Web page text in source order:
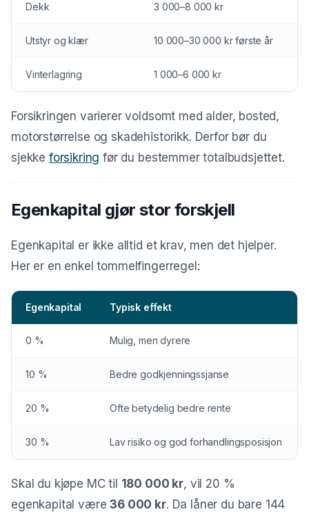
Dekk 3 000–8 000 kr
Utstyr og klær 10 000–30 000 kr første år
Vinterlagring 1 000–6 000 kr
Forsikringen varierer voldsomt med alder, bosted,
motorstørrelse og skadehistorikk. Derfor bør du
sjekke forsikring før du bestemmer totalbudsjettet.
Egenkapital gjør stor forskjell
Egenkapital er ikke alltid et krav, men det hjelper.
Her er en enkel tommelfingerregel:
Egenkapital Typisk effekt
0 % Mulig, men dyrere
10 % Bedre godkjenningssjanse
20 % Ofte betydelig bedre rente
30 % Lav risiko og god forhandlingsposisjon
Skal du kjøpe MC til 180 000 kr, vil 20 %
egenkapital være36 000 kr. Da låner du bare 144